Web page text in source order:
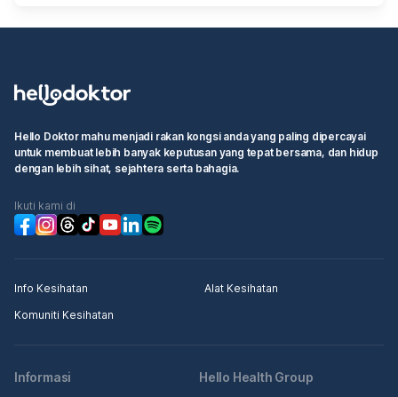
Hello Doktor mahu menjadi rakan kongsi anda yang paling dipercayai
untuk membuat lebih banyak keputusan yang tepat bersama, dan hidup
dengan lebih sihat, sejahtera serta bahagia.
Ikuti kami di
Info Kesihatan
Alat Kesihatan
Komuniti Kesihatan
Informasi Hello Health Group